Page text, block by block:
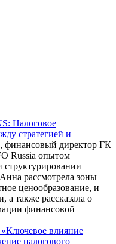
Налоговое
стратегией и
финансовый директор ГК
Russia опытом
структурировании
рассмотрела зоны
ценообразование, и
также рассказала о
финансовой
влияние
налогового